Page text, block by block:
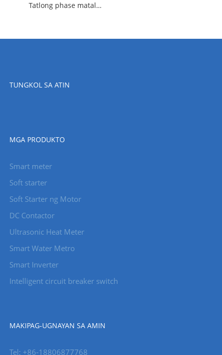
Tatlong phase matalinong maghanda ng metro
TUNGKOL SA ATIN
MGA PRODUKTO
Smart meter
Soft starter
Soft Starter ng Motor
DC Contactor
Ultrasonic Heat Meter
Smart Water Metro
Smart Inverter
Intelligent circuit breaker switch
MAKIPAG-UGNAYAN SA AMIN
Tel: +86-18806877768